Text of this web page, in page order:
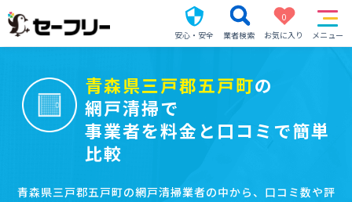
安心・安全 業者検索
0
お気に入り
メニュー
青森県三戸郡五戸町の
網戸清掃で
事業者を料金と口コミで簡単
比較
青森県三戸郡五戸町の網戸清掃業者の中から、口コミ数や評